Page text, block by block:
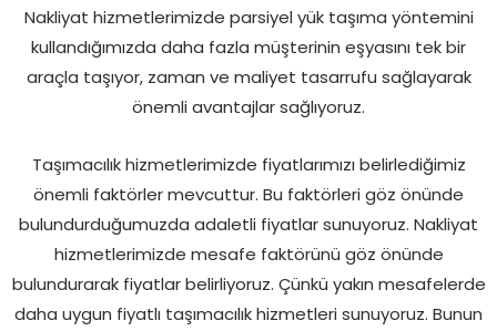
Nakliyat hizmetlerimizde parsiyel yük taşıma yöntemini
kullandığımızda daha fazla müşterinin eşyasını tek bir
araçla taşıyor, zaman ve maliyet tasarrufu sağlayarak
önemli avantajlar sağlıyoruz.
Taşımacılık hizmetlerimizde fiyatlarımızı belirlediğimiz
önemli faktörler mevcuttur. Bu faktörleri göz önünde
bulundurduğumuzda adaletli fiyatlar sunuyoruz. Nakliyat
hizmetlerimizde mesafe faktörünü göz önünde
bulundurarak fiyatlar belirliyoruz. Çünkü yakın mesafelerde
daha uygun fiyatlı taşımacılık hizmetleri sunuyoruz. Bunun